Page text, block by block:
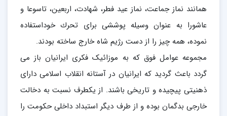
همانند نماز جماعت، نماز عيد فطر، شهادت، اربعين، تاسوعا و
عاشورا به عنوان وسيله پوششى براى تحرك خوداستفاده
نموده، همه چيز را از دست رژيم شاه خارج ساخته بودند.
مجموعه عوامل فوق که به موزائیک فکری ایرانیان باز می
گردد باعث گردید که ایرانیان در آستانه انقلاب اسلامی دارای
ذهنیتی پیچیده و تاریخی باشند. از یکطرف نسبت به دخالت
خارجی بدگمان بوده و از طرف دیگر استبداد داخلی حکومت را